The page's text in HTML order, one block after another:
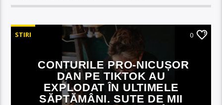
STIRI 0
CONTURILE PRO-NICUȘOR
DAN PE TIKTOK AU
EXPLODAT ÎN ULTIMELE
SĂPTĂMÂNI. SUTE DE MII